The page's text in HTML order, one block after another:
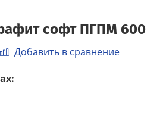
софт ПГПМ 600
Добавить в сравнение